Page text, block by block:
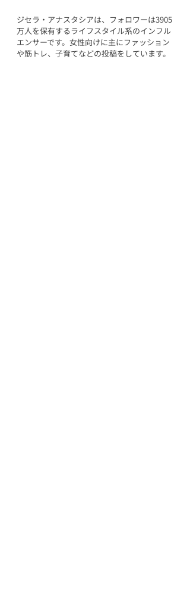
ジセラ・アナスタシアは、フォロワーは3905
万人を保有するライフスタイル系のインフル
エンサーです。女性向けに主にファッション
や筋トレ、子育てなどの投稿をしています。